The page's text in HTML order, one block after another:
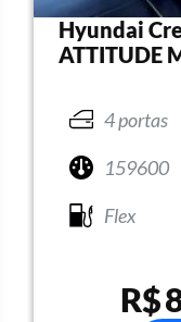
Hyundai
ATTITUDE
4 portas
159600
Flex
R$